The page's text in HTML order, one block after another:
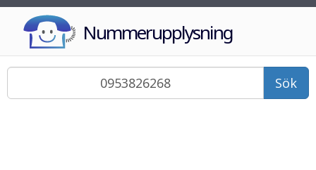
Nummerupplysning
Sök